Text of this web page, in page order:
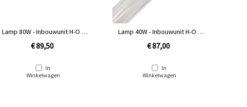
Lamp 80W - Inbouwunit H-O /
€ 89,50
In
Winkelwagen
Lamp 40W - Inbouwunit H-O /
€ 87,00
In
Winkelwagen